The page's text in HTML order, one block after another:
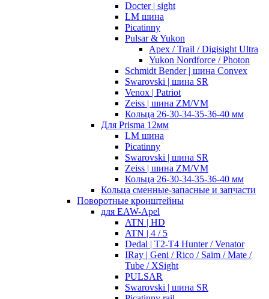
Docter | sight
LM шина
Picatinny
Pulsar & Yukon
Apex / Trail / Digisight Ultra
Yukon Nordforce / Photon
Schmidt Bender | шина Convex
Swarovski | шина SR
Venox | Patriot
Zeiss | шина ZM/VM
Кольца 26-30-34-35-36-40 мм
Для Prisma 12мм
LM шина
Picatinny
Swarovski | шина SR
Zeiss | шина ZM/VM
Кольца 26-30-34-35-36-40 мм
Кольца сменные-запасные и запчасти
Поворотные кронштейны
для EAW-Apel
ATN | HD
ATN | 4 / 5
Dedal | T2-T4 Hunter / Venator
IRay | Geni / Rico / Saim / Mate /
Tube / XSight
PULSAR
Swarovski | шина SR